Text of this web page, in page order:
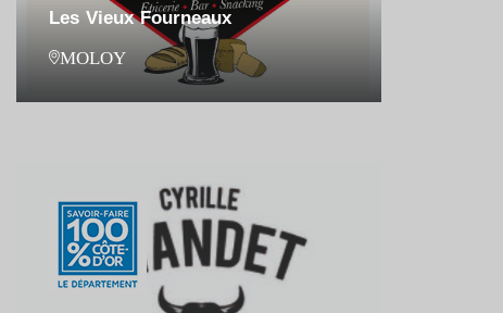
Les Vieux Fourneaux
MOLOY